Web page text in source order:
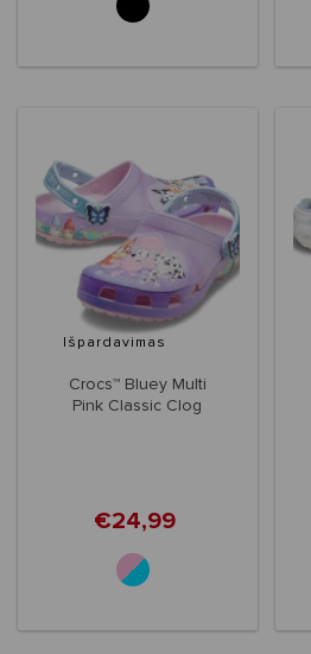
Išpardavimas
Crocs™ Bluey Multi
Pink Classic Clog
€24,99